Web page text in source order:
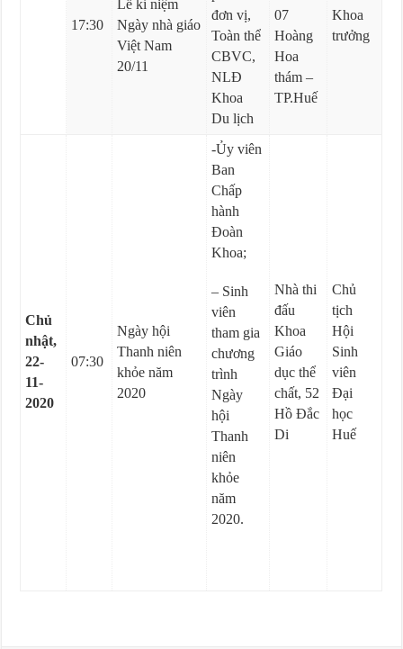
17:30
Lễ kỉ niệm
Ngày nhà giáo
Việt Nam
20/11
đơn vị,
Toàn thể
CBVC,
NLĐ
Khoa
Du lịch
07
Hoàng
Hoa
thám –
TP.Huế
Khoa
trưởng
Chủ
nhật,
22-
11-
2020
07:30
Ngày hội
Thanh niên
khỏe năm
2020
-Ủy viên
Ban
Chấp
hành
Đoàn
Khoa;
– Sinh
viên
tham gia
chương
trình
Ngày
hội
Thanh
niên
khỏe
năm
2020.
Nhà thi
đấu
Khoa
Giáo
dục thể
chất, 52
Hồ Đắc
Di
Chủ
tịch
Hội
Sinh
viên
Đại
học
Huế